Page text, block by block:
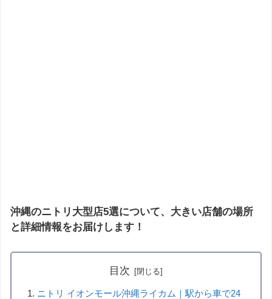
沖縄のニトリ大型店5選について、大きい店舗の場所
と詳細情報をお届けします！
目次
ニトリ イオンモール沖縄ライカム｜駅から車で24